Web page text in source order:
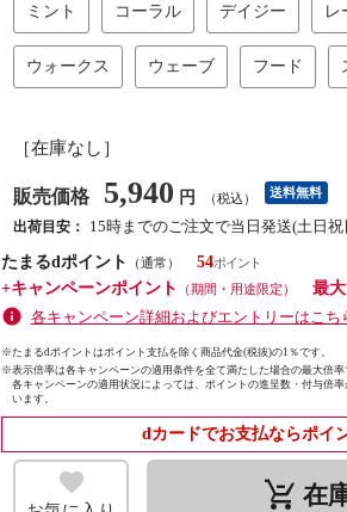
ミント コーラル デイジー レ
ウォークス ウェーブ フード
［在庫なし］
販売価格 5,940 円 （税込） 送料無料
出荷目安：
15時までのご注文で当日発送(土日
たまるdポイント
（通常）
54
+キャンペーンポイント
（期間・用途限定）
最
各キャンペーン詳細およびエントリーはこち
※たまるdポイントはポイント支払を除く商品代金(税抜)の1％です。
※表示倍率は各キャンペーンの適用条件を全て満たした場合の最大倍率
各キャンペーンの適用状況によっては、ポイントの進呈数・付与倍
います。
dカードでお支払ならポイ
remove_shopping_cart 在